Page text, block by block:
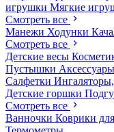
игрушки Мягкие
Смотреть все
Манежи Ходунки
Смотреть все
Детские весы
Пустышки
Салфетки
Детские горшки
Смотреть все
Ванночки Коврики